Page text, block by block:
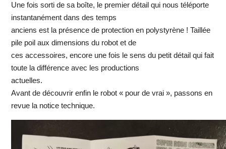
Une fois sorti de sa boîte, le premier détail qui nous téléporte
instantanément dans des temps
anciens est la présence de protection en polystyrène ! Taillée
pile poil aux dimensions du robot et de
ces accessoires, encore une fois le sens du petit détail qui fait
toute la différence avec les productions
actuelles.
Avant de découvrir enfin le robot « pour de vrai », passons en
revue la notice technique.